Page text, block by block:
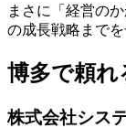
まさに「経営の
の成長戦略まで
博多で頼れ
株式会社シス